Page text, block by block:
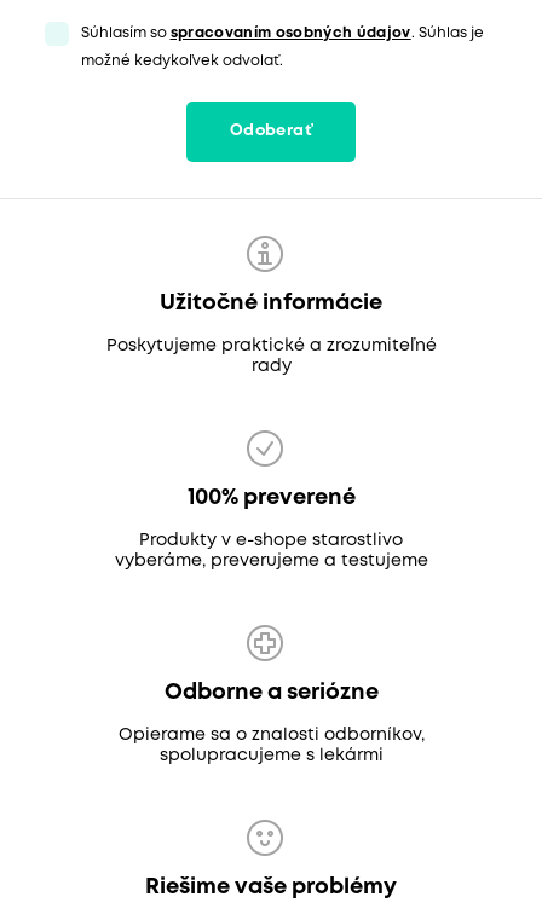
Súhlasím so spracovaním osobných údajov. Súhlas je
možné kedykoľvek odvolať.
Odoberať
Užitočné informácie
Poskytujeme praktické a zrozumiteľné
rady
100% preverené
Produkty v e-shope starostlivo
vyberáme, preverujeme a testujeme
Odborne a seriózne
Opierame sa o znalosti odborníkov,
spolupracujeme s lekármi
Riešime vaše problémy